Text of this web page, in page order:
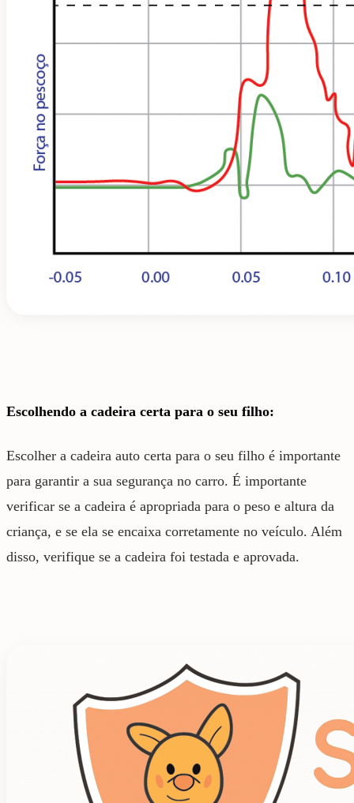
Escolhendo a cadeira certa para o seu filho:
Escolher a cadeira auto certa para o seu filho é importante
para garantir a sua segurança no carro. É importante
verificar se a cadeira é apropriada para o peso e altura da
criança, e se ela se encaixa corretamente no veículo. Além
disso, verifique se a cadeira foi testada e aprovada.